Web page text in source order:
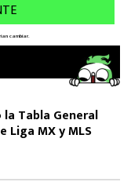
la Tabla General
Liga MX y MLS